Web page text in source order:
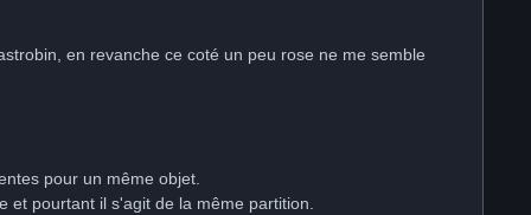
en revanche ce coté un peu rose ne me semble
pour un même objet.
et pourtant il s'agit de la même partition.